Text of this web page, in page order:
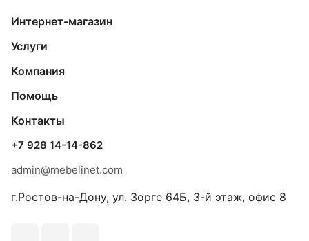
Интернет-магазин
Услуги
Компания
Помощь
Контакты
+7 928 14-14-862
admin@mebelinet.com
г.Ростов-на-Дону, ул. Зорге 64Б, 3-й этаж, офис 8